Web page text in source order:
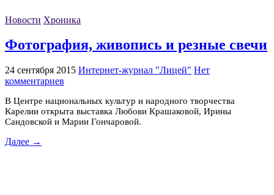
Новости Хроника
Фотография, живопись и резные свечи
24 сентября 2015 Интернет-журнал "Лицей" Нет
комментариев
В Центре национальных культур и народного творчества
Карелии открыта выставка Любови Крашаковой, Ирины
Сандовской и Марии Гончаровой.
Далее →